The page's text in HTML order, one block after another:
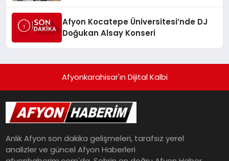
Afyon Kocatepe Üniversitesi’nde DJ
Doğukan Alsay Konseri
Afyonkarahisar'ın Dijital Kalbi
Anlık Afyon son dakika gelişmeleri, tarafsız yerel
analizler ve güncel Afyon Haberleri